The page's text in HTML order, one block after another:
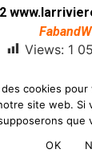
Views: 1
cookies pour
site web. Si
que
OK